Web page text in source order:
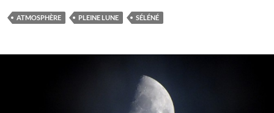
ATMOSPHÈRE PLEINE LUNE SÉLÉNÉ